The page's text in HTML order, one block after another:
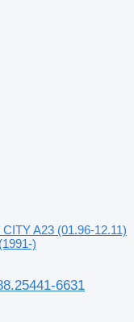
A23 (01.96-12.11)
)
6631